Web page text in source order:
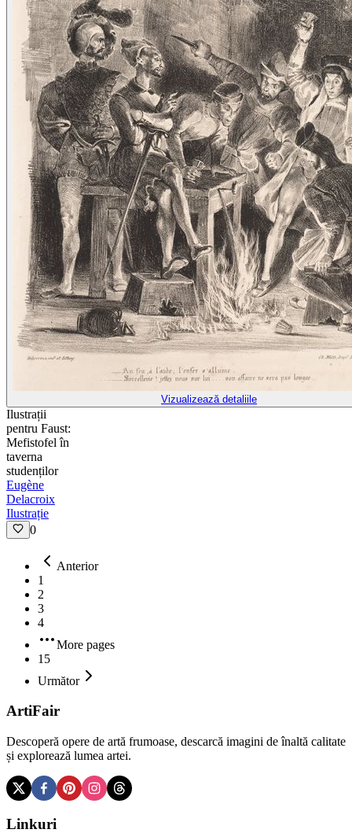
Vizualizează detaliile
Ilustrații
pentru Faust:
Mefistofel în
taverna
studenților
Eugène
Delacroix
Ilustrație
0
Anterior
1
2
3
4
More pages
15
Următor
ArtiFair
Descoperă opere de artă frumoase, descarcă imagini de înaltă calitate
și explorează lumea artei.
Linkuri